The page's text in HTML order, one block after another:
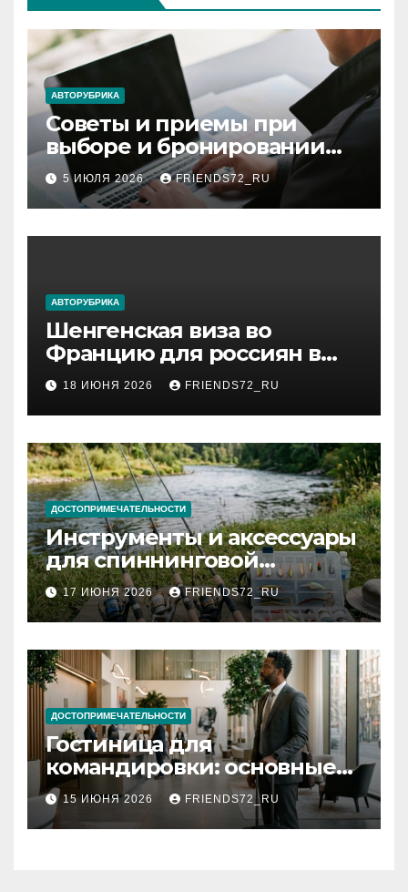
АВТОРУБРИКА
Советы и приемы при
выборе и бронировании
авиабилетов
5 ИЮЛЯ 2026 FRIENDS72_RU
АВТОРУБРИКА
Шенгенская виза во
Францию для россиян в
2026 году: сроки от 3 дней
и список необходимых
документов
18 ИЮНЯ 2026 FRIENDS72_RU
ДОСТОПРИМЕЧАТЕЛЬНОСТИ
Инструменты и аксессуары
для спиннинговой
рыбалки: назначение и
типы
17 ИЮНЯ 2026 FRIENDS72_RU
ДОСТОПРИМЕЧАТЕЛЬНОСТИ
Гостиница для
командировки: основные
критерии выбора
15 ИЮНЯ 2026 FRIENDS72_RU